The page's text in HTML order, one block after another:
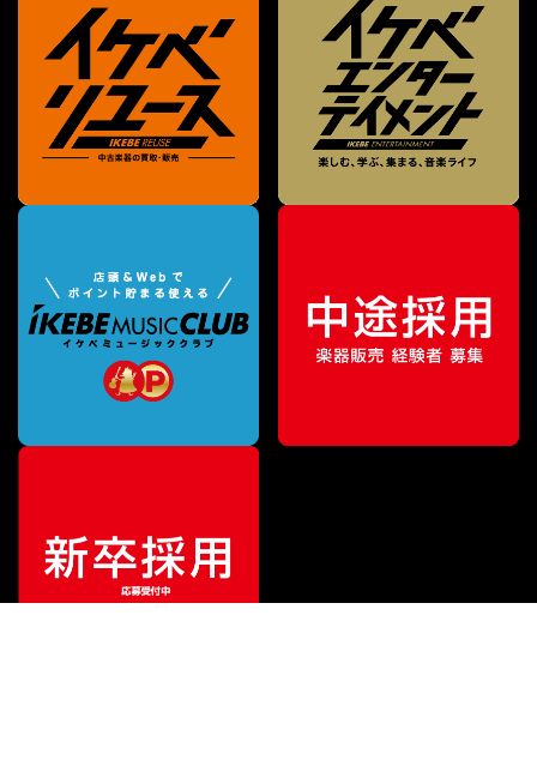
販売価格¥13,499（税込）